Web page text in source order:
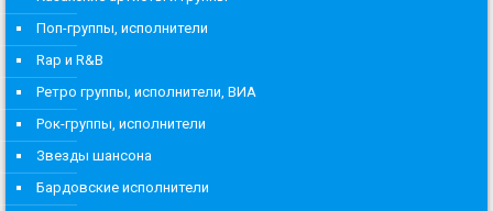
Поп-группы, исполнители
Rap и R&B
Ретро группы, исполнители, ВИА
Рок-группы, исполнители
Звезды шансона
Бардовские исполнители